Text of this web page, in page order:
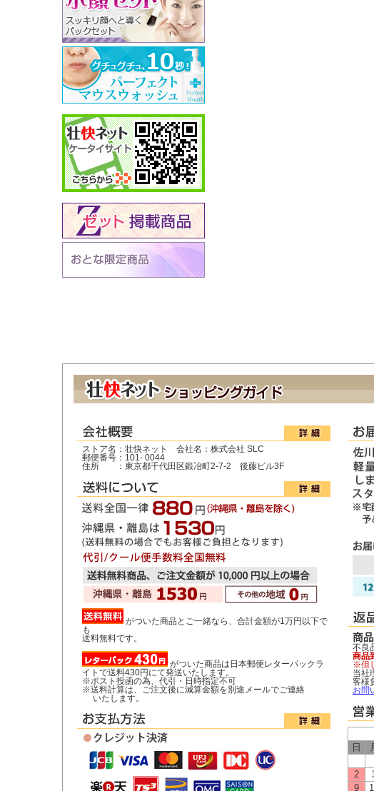
ストア名：壮快ネット 会社名：株式会社 SLC
郵便番号：101- 0044
住所 ：東京都千代田区鍛冶町2-7-2 後藤ビル3F
がついた商品とご一緒なら、合計金額が1万円以下で
も
送料無料です。
がついた商品は日本郵便レターパックラ
イトで送料430円にて発送いたします。
※ポスト投函の為、代引・日時指定不可
※送料計算は、ご注文後に減算金額を別途メールでご連絡
いたします。
不良
商品
※但
当社
客様
お問